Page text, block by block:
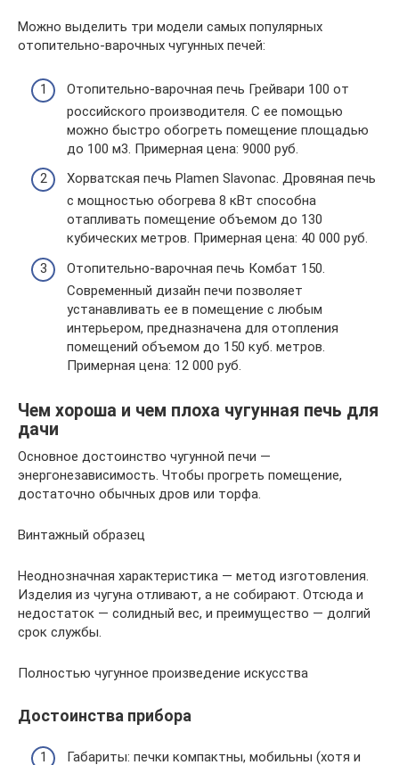
Можно выделить три модели самых популярных
отопительно-варочных чугунных печей:
Отопительно-варочная печь Грейвари 100 от
российского производителя. С ее помощью
можно быстро обогреть помещение площадью
до 100 м3. Примерная цена: 9000 руб.
Хорватская печь Plamen Slavonac. Дровяная печь
с мощностью обогрева 8 кВт способна
отапливать помещение объемом до 130
кубических метров. Примерная цена: 40 000 руб.
Отопительно-варочная печь Комбат 150.
Современный дизайн печи позволяет
устанавливать ее в помещение с любым
интерьером, предназначена для отопления
помещений объемом до 150 куб. метров.
Примерная цена: 12 000 руб.
Чем хороша и чем плоха чугунная печь для
дачи
Основное достоинство чугунной печи —
энергонезависимость. Чтобы прогреть помещение,
достаточно обычных дров или торфа.
Винтажный образец
Неоднозначная характеристика — метод изготовления.
Изделия из чугуна отливают, а не собирают. Отсюда и
недостаток — солидный вес, и преимущество — долгий
срок службы.
Полностью чугунное произведение искусства
Достоинства прибора
Габариты: печки компактны, мобильны (хотя и